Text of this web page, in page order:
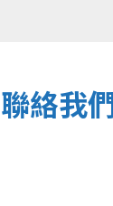
聯絡我